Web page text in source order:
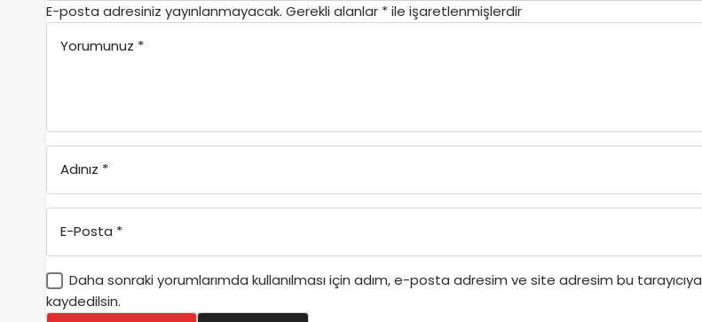
E-posta adresiniz yayınlanmayacak. Gerekli alanlar *ile işaretlenmişlerdir
Yorumunuz *
Adınız *
E-Posta *
Daha sonraki yorumlarımda kullanılması için adım, e-posta adresim ve site adresim bu tarayıcıya
kaydedilsin.